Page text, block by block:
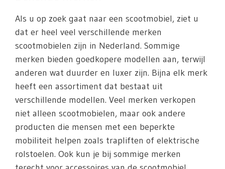
Als u op zoek gaat naar een scootmobiel, ziet u
dat er heel veel verschillende merken
scootmobielen zijn in Nederland. Sommige
merken bieden goedkopere modellen aan, terwijl
anderen wat duurder en luxer zijn. Bijna elk merk
heeft een assortiment dat bestaat uit
verschillende modellen. Veel merken verkopen
niet alleen scootmobielen, maar ook andere
producten die mensen met een beperkte
mobiliteit helpen zoals trapliften of elektrische
rolstoelen. Ook kun je bij sommige merken